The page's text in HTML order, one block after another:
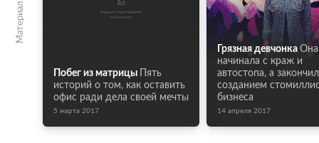
Побег из матрицы
Пять
историй о том, как оставить
офис ради дела своей мечты
5 марта 2017
Грязная девчонка Она
начинала с краж и
автостопа, а
созданием
бизнеса
14 апреля 2017